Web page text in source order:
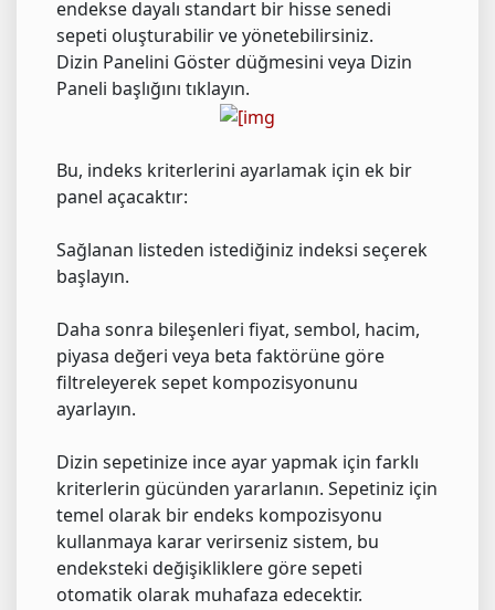
endekse dayalı standart bir hisse senedi
sepeti oluşturabilir ve yönetebilirsiniz.
Dizin Panelini Göster düğmesini veya Dizin
Paneli başlığını tıklayın.
Bu, indeks kriterlerini ayarlamak için ek bir
panel açacaktır:
Sağlanan listeden istediğiniz indeksi seçerek
başlayın.
Daha sonra bileşenleri fiyat, sembol, hacim,
piyasa değeri veya beta faktörüne göre
filtreleyerek sepet kompozisyonunu
ayarlayın.
Dizin sepetinize ince ayar yapmak için farklı
kriterlerin gücünden yararlanın. Sepetiniz için
temel olarak bir endeks kompozisyonu
kullanmaya karar verirseniz sistem, bu
endeksteki değişikliklere göre sepeti
otomatik olarak muhafaza edecektir.